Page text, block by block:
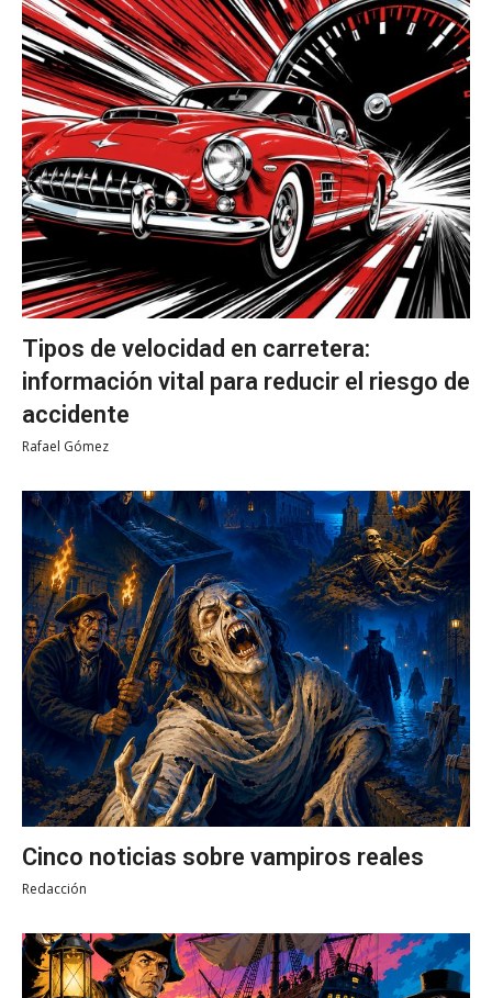
Tipos de velocidad en carretera:
información vital para reducir el riesgo de
accidente
Rafael Gómez
Cinco noticias sobre vampiros reales
Redacción